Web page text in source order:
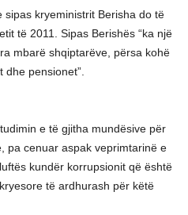
kryeministrit Berisha do të
të 2011. Sipas Berishës “ka një
mbarë shqiptarëve, përsa kohë
pensionet”.
e të gjitha mundësive për
pa cenuar aspak veprimtarinë e
kundër korrupsionit që është
të ardhurash për këtë